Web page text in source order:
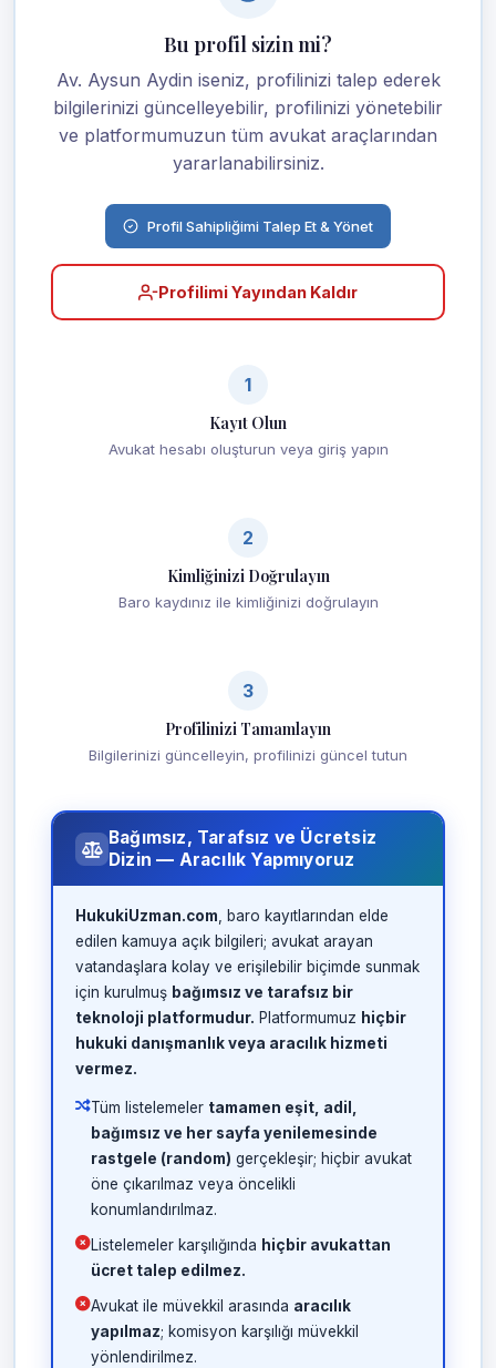
Bu profil sizin mi?
Av. Aysun Aydin iseniz, profilinizi talep ederek
bilgilerinizi güncelleyebilir, profilinizi yönetebilir
ve platformumuzun tüm avukat araçlarından
yararlanabilirsiniz.
Profil Sahipliğimi Talep Et & Yönet
Profilimi Yayından Kaldır
1
Kayıt Olun
Avukat hesabı oluşturun veya giriş yapın
2
Kimliğinizi Doğrulayın
Baro kaydınız ile kimliğinizi doğrulayın
3
Profilinizi Tamamlayın
Bilgilerinizi güncelleyin, profilinizi güncel tutun
Bağımsız, Tarafsız ve Ücretsiz
Dizin — Aracılık Yapmıyoruz
HukukiUzman.com , baro kayıtlarından elde
edilen kamuya açık bilgileri; avukat arayan
vatandaşlara kolay ve erişilebilir biçimde sunmak
için kurulmuş bağımsız ve tarafsız bir
teknoloji platformudur. Platformumuz hiçbir
hukuki danışmanlık veya aracılık hizmeti
vermez.
Tüm listelemeler tamamen eşit, adil,
bağımsız ve her sayfa yenilemesinde
rastgele (random) gerçekleşir; hiçbir avukat
öne çıkarılmaz veya öncelikli
konumlandırılmaz.
Listelemeler karşılığında hiçbir avukattan
ücret talep edilmez.
Avukat ile müvekkil arasında aracılık
yapılmaz; komisyon karşılığı müvekkil
yönlendirilmez.